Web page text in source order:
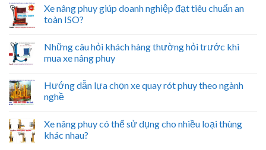
Xe nâng phuy giúp doanh nghiệp đạt tiêu chuẩn an
toàn ISO?
Những câu hỏi khách hàng thường hỏi trước khi
mua xe nâng phuy
Hướng dẫn lựa chọn xe quay rót phuy theo ngành
nghề
Xe nâng phuy có thể sử dụng cho nhiều loại thùng
khác nhau?